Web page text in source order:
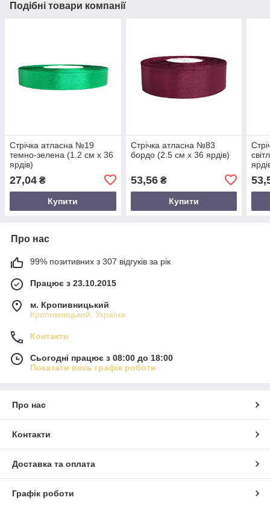
Подібні товари компанії
Стрічка атласна №19
темно-зелена (1.2 см х 36
ярдів)
27,04 ₴
Купити
Стрічка атласна №83
бордо (2.5 см х 36 ярдів)
53,56₴
Купити
Про нас
99% позитивних з 307 відгуків за рік
Працює з 23.10.2015
м. Кропивницький
Кропивницький, Україна
Контакти
Сьогодні працює з 08:00 до 18:00
Показати весь графік роботи
Про нас
Контакти
Доставка та оплата
Графік роботи